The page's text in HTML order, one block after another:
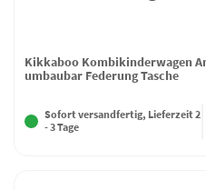
Kikkaboo Kombikinderwagen
umbaubar Federung Tasche
Sofort versandfertig, Lieferzeit 2
- 3 Tage